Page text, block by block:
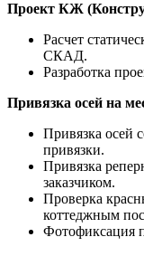
Проект КЖ
Расчет
СКАД.
Разработка
Привязка осей на
Привязка осей
привязки.
Привязка
заказчиком.
Проверка
коттеджным
Фотофиксация